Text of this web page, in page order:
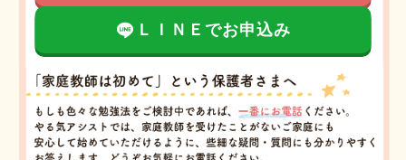
ＬＩＮＥでお申込み